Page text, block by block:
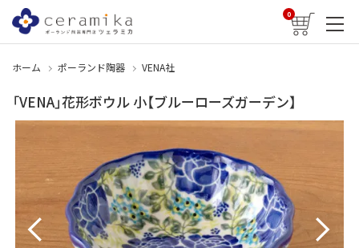
0
ホーム ポーランド陶器 VENA社
「VENA」花形ボウル 小【ブルーローズガーデン】